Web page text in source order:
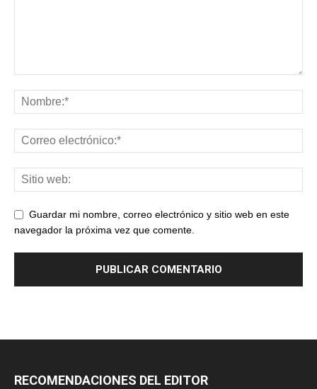
Guardar mi nombre, correo electrónico y sitio web en este
navegador la próxima vez que comente.
RECOMENDACIONES DEL EDITOR